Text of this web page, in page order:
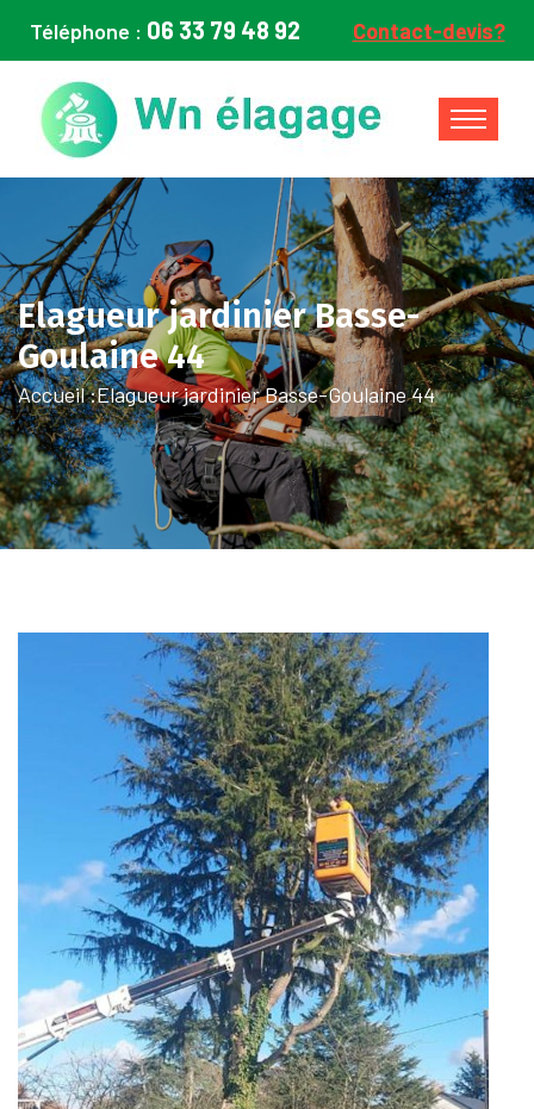
Téléphone : 06 33 79 48 92 Contact-devis?
Elagueur jardinier Basse-
Goulaine 44
Accueil :Elagueur jardinier Basse-Goulaine 44